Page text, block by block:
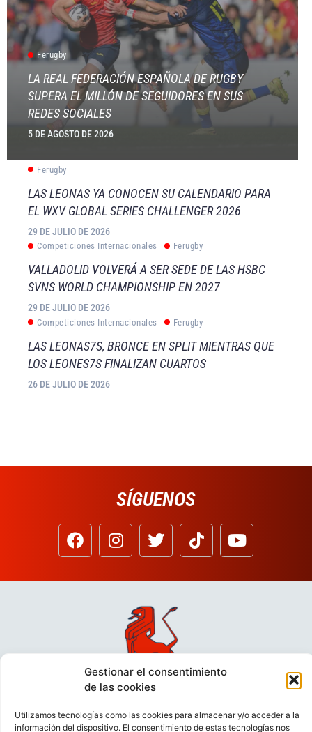
Gestionar el consentimiento
de las cookies
Utilizamos tecnologías como las cookies para almacenar y/o acceder a la
información del dispositivo. El consentimiento de estas tecnologías nos
Ferugby
LA REAL FEDERACIÓN ESPAÑOLA DE RUGBY
SUPERA EL MILLÓN DE SEGUIDORES EN SUS
REDES SOCIALES
5 DE AGOSTO DE 2026
Ferugby
LAS LEONAS YA CONOCEN SU CALENDARIO PARA
EL WXV GLOBAL SERIES CHALLENGER 2026
29 DE JULIO DE 2026
Competiciones Internacionales Ferugby
VALLADOLID VOLVERÁ A SER SEDE DE LAS HSBC
SVNS WORLD CHAMPIONSHIP EN 2027
29 DE JULIO DE 2026
Competiciones Internacionales Ferugby
LAS LEONAS7S, BRONCE EN SPLIT MIENTRAS QUE
LOS LEONES7S FINALIZAN CUARTOS
26 DE JULIO DE 2026
SÍGUENOS